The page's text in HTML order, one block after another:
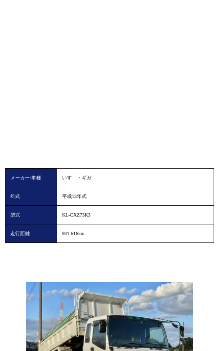
メーカー/車種 いすゞ・ギガ
年式 平成13年式
型式 KL-CXZ73K3
走行距離 931.616km